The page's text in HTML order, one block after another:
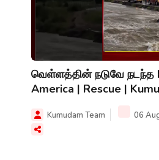
வெள்ளத்தின் நடுவே நடந்த
America | Rescue |
Kumudam Team 06